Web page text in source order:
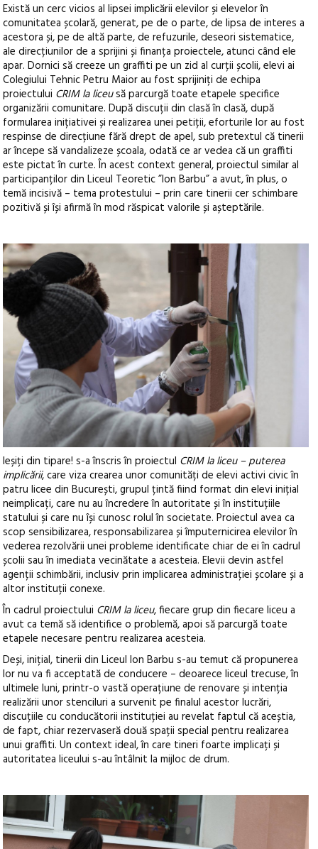
Există un cerc vicios al lipsei implicării elevilor și elevelor în
comunitatea școlară, generat, pe de o parte, de lipsa de interes a
acestora și, pe de altă parte, de refuzurile, deseori sistematice,
ale direcțiunilor de a sprijini și finanța proiectele, atunci când ele
apar. Dornici să creeze un graffiti pe un zid al curții școlii, elevi ai
Colegiului Tehnic Petru Maior au fost sprijiniți de echipa
proiectului CRIM la liceusă parcurgă toate etapele specifice
organizării comunitare. După discuții din clasă în clasă, după
formularea inițiativei și realizarea unei petiții, eforturile lor au fost
respinse de direcțiune fără drept de apel, sub pretextul că tinerii
ar începe să vandalizeze școala, odată ce ar vedea că un graffiti
este pictat în curte. În acest context general, proiectul similar al
participanților din Liceul Teoretic ”Ion Barbu” a avut, în plus, o
temă incisivă – tema protestului – prin care tinerii cer schimbare
pozitivă și își afirmă în mod răspicat valorile și așteptările.
Ieșiți din tipare! s-a înscris în proiectul CRIM la liceu – puterea
implicării, care viza crearea unor comunități de elevi activi civic în
patru licee din București, grupul țintă fiind format din elevi inițial
neimplicați, care nu au încredere în autoritate și în instituțiile
statului și care nu își cunosc rolul în societate. Proiectul avea ca
scop sensibilizarea, responsabilizarea și împuternicirea elevilor în
vederea rezolvării unei probleme identificate chiar de ei în cadrul
școlii sau în imediata vecinătate a acesteia. Elevii devin astfel
agenții schimbării, inclusiv prin implicarea administrației școlare și a
altor instituții conexe.
În cadrul proiectului CRIM la liceu, fiecare grup din fiecare liceu a
avut ca temă să identifice o problemă, apoi să parcurgă toate
etapele necesare pentru realizarea acesteia.
Deși, inițial, tinerii din Liceul Ion Barbu s-au temut că propunerea
lor nu va fi acceptată de conducere – deoarece liceul trecuse, în
ultimele luni, printr-o vastă operațiune de renovare și intenția
realizării unor stenciluri a survenit pe finalul acestor lucrări,
discuțiile cu conducătorii instituției au revelat faptul că aceștia,
de fapt, chiar rezervaseră două spații special pentru realizarea
unui graffiti. Un context ideal, în care tineri foarte implicați și
autoritatea liceului s-au întâlnit la mijloc de drum.